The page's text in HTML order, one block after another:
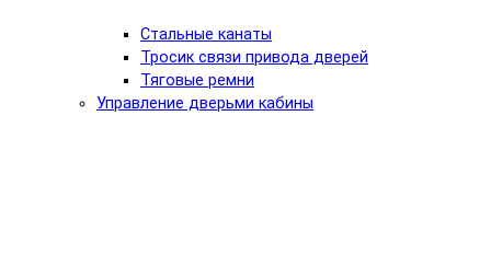
Стальные канаты
Тросик связи привода дверей
Тяговые ремни
Управление дверьми кабины